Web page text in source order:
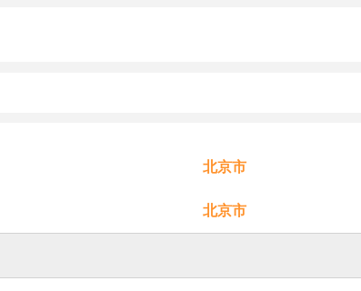
北京市
北京市